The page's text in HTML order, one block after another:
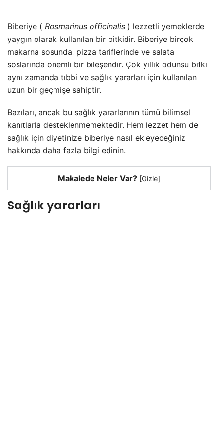
Biberiye ( Rosmarinus officinalis ) lezzetli yemeklerde
yaygın olarak kullanılan bir bitkidir. Biberiye birçok
makarna sosunda, pizza tariflerinde ve salata
soslarında önemli bir bileşendir. Çok yıllık odunsu bitki
aynı zamanda tıbbi ve sağlık yararları için kullanılan
uzun bir geçmişe sahiptir.
Bazıları, ancak bu sağlık yararlarının tümü bilimsel
kanıtlarla desteklenmemektedir. Hem lezzet hem de
sağlık için diyetinize biberiye nasıl ekleyeceğiniz
hakkında daha fazla bilgi edinin.
Makalede Neler Var? [Gizle]
Sağlık yararları